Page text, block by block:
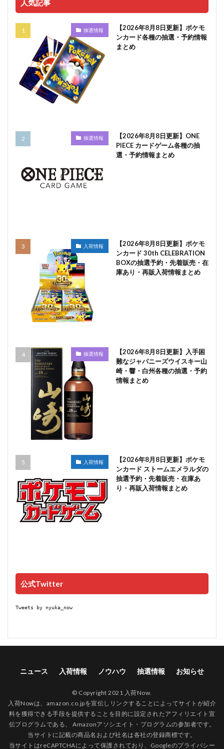
人気記事
抽選情報
【2026年8月8日更新】ポケモ
ンカード各種の抽選・予約情報
まとめ
抽選情報
【2026年8月8日更新】ONE
PIECE カードゲーム各種の抽
選・予約情報まとめ
入荷情報
【2026年8月8日更新】ポケモ
ンカード 30th CELEBRATION
BOXの抽選予約・先着販売・在
庫あり・再販入荷情報まとめ
抽選情報
【2026年8月8日更新】入手困
難なジャパニーズウイスキー山
崎・響・白州各種の抽選・予約
情報まとめ
入荷情報
【2026年8月8日更新】ポケモ
ンカード ストームエメラルダの
抽選予約・先着販売・在庫あ
り・再販入荷情報まとめ
公式Twitter
Tweets by nyuka_now
ニュース 入荷情報 ノウハウ 抽選情報 お知らせ
© Copyright 2021 入荷Now.
入荷Nowは、amazon.co.jpを宣伝しリンクすることによってサイトが紹介
料を獲得できる手段を提供することを目的に設定されたアフィリエイト宣
伝プログラムである、 Amazonアソシエイト・プログラムの参加者です。
当サイトに記載の商品名および社名は各社の登録商標です。
当サイトはreCAPTCHAによって保護されており、Googleのプライバシー